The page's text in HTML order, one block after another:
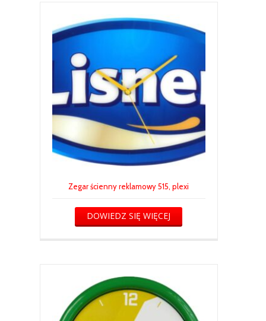
Zegar ścienny reklamowy 515, plexi
DOWIEDZ SIĘ WIĘCEJ